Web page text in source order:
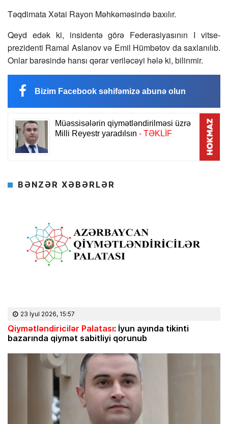
Təqdimata Xətai Rayon Məhkəməsində baxılır.
Qeyd edək ki, insidentə görə Federasiyasının I vitse-
prezidenti Ramal Aslanov və Emil Hümbətov da saxlanılıb.
Onlar barəsində hansı qərar veriləcəyi hələ ki, bilinmir.
Bizim Facebook səhifəmizə abunə olun
BƏNZƏR XƏBƏRLƏR
23 İyul 2026, 15:57
Qiymətləndiricilər Palatası: İyun ayında tikinti
bazarında qiymət sabitliyi qorunub